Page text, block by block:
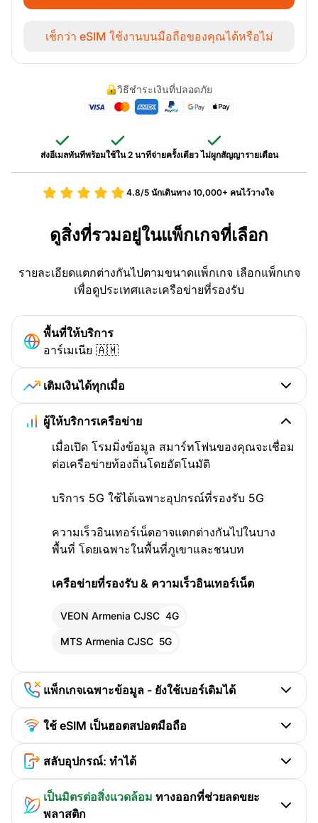
เช็กว่า eSIM ใช้งานบนมือถือของคุณได้หรือไม่
วิธีชำระเงินที่ปลอดภัย
ส่งอีเมลทันทีพร้อมใช้ใน 2 นาทีจ่ายครั้งเดียว ไม่ผูกสัญญารายเดือน
4.8/5 นักเดินทาง 10,000+ คนไว้วางใจ
ดูสิ่งที่รวมอยู่ในแพ็กเกจที่เลือก
รายละเอียดแตกต่างกันไปตามขนาดแพ็กเกจ เลือกแพ็กเกจ
เพื่อดูประเทศและเครือข่ายที่รองรับ
พื้นที่ให้บริการ
อาร์เมเนีย 🇦🇲
เติมเงินได้ทุกเมื่อ
ผู้ให้บริการเครือข่าย
เมื่อเปิด โรมมิ่งข้อมูล สมาร์ทโฟนของคุณจะเชื่อม
ต่อเครือข่ายท้องถิ่นโดยอัตโนมัติ
บริการ 5G ใช้ได้เฉพาะอุปกรณ์ที่รองรับ 5G
ความเร็วอินเทอร์เน็ตอาจแตกต่างกันไปในบาง
พื้นที่ โดยเฉพาะในพื้นที่ภูเขาและชนบท
เครือข่ายที่รองรับ & ความเร็วอินเทอร์เน็ต
VEON Armenia CJSC 4G
MTS Armenia CJSC 5G
แพ็กเกจเฉพาะข้อมูล - ยังใช้เบอร์เดิมได้
ใช้ eSIM เป็นฮอตสปอตมือถือ
สลับอุปกรณ์: ทำได้
เป็นมิตรต่อสิ่งแวดล้อม ทางออกที่ช่วยลดขยะ
พลาสติก